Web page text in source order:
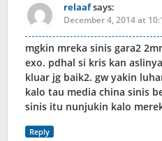
relaafsays:
December 4, 2014 at
mgkin mreka sinis gara2
exo. pdhal si kris kan
kluar jg baik2. gw yakin
kalo tau media china sinis
sinis itu nunjukin kalo
Reply